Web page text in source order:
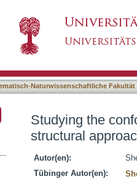
Naturwissenschaftliche Fakultät
Studying the
structural
Autor(en):
Tübinger Autor(en):